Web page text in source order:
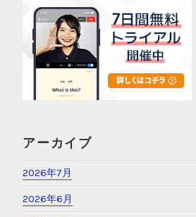
アーカイブ
2026年7月
2026年6月